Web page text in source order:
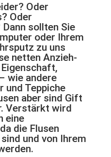
Oder
Oder
sollten Sie
oder Ihrem
zu uns
netten Anzieh-
wie andere
und Teppiche
aber sind Gift
Verstärkt wird
eine
die Flusen
und von Ihrem